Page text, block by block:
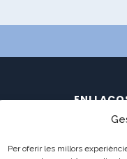
Per oferir les millors